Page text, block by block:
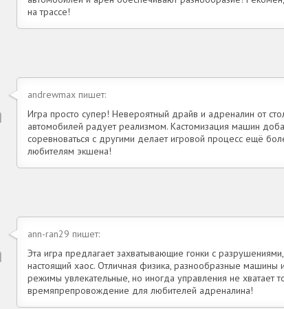
на трассе!
andrewmax пишет:
Игра просто супер! Невероятный драйв и адреналин от
автомобилей радует реализмом. Кастомизация машин
соревноваться с другими делает игровой процесс ещё
любителям экшена!
ann-ran29 пишет:
Эта игра предлагает захватывающие гонки с
настоящий хаос. Отличная физика, разнообразные
режимы увлекательные, но иногда управления не хватает
времяпрепровождение для любителей адреналина!